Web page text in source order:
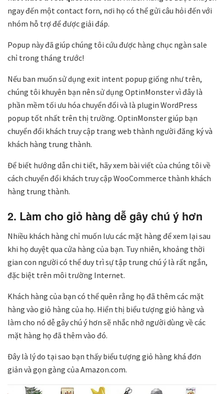
ngay đến một contact forn, nơi họ có thể gửi câu hỏi đến với
nhóm hỗ trợ để được giải đáp.
Popup này đã giúp chúng tôi cứu được hàng chục ngàn sale
chỉ trong tháng trước!
Nếu ban muốn sử dụng exit intent popup giống như trên,
chúng tôi khuyên bạn nên sử dụng OptinMonster vì đây là
phần mềm tối ưu hóa chuyển đổi và là plugin WordPress
popup tốt nhất trên thị trường. OptinMonster giúp bạn
chuyển đổi khách truy cập trang web thành người đăng ký và
khách hàng trung thành.
Để biết hướng dẫn chi tiết, hãy xem bài viết của chúng tôi về
cách chuyển đổi khách truy cập WooCommerce thành khách
hàng trung thành.
2. Làm cho giỏ hàng dễ gây chú ý hơn
Nhiều khách hàng chỉ muốn lưu các mặt hàng để xem lại sau
khi họ duyệt qua cửa hàng của bạn. Tuy nhiên, khoảng thời
gian con người có thể duy trì sự tập trung chú ý là rất ngắn,
đặc biệt trên môi trường Internet.
Khách hàng của bạn có thể quên rằng họ đã thêm các mặt
hàng vào giỏ hàng của họ. Hiển thị biểu tượng giỏ hàng và
làm cho nó dễ gây chú ý hơn sẽ nhắc nhở người dùng về các
mặt hàng họ đã thêm vào đó.
Đây là lý do tại sao bạn thấy biểu tượng giỏ hàng khá đơn
giản và gọn gàng của Amazon.com.